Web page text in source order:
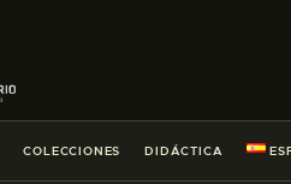
COLECCIONES DIDÁCTICA